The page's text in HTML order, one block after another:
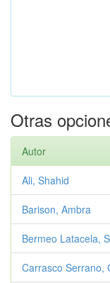
Otras
Autor
Ali, Shahid
Barison, Ambra
Bermeo Latacela,
Carrasco Serrano,